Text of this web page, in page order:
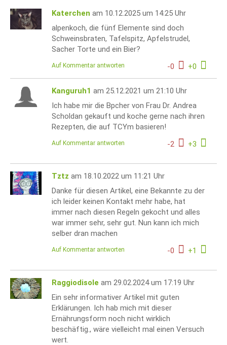
Katerchen am 10.12.2025 um 14:25 Uhr
alpenkoch, die fünf Elemente sind doch
Schweinsbraten, Tafelspitz, Apfelstrudel,
Sacher Torte und ein Bier?
-0 +0
Auf Kommentar antworten
Kanguruh1 am 25.12.2021 um 21:10 Uhr
Ich habe mir die Bpcher von Frau Dr. Andrea
Scholdan gekauft und koche gerne nach ihren
Rezepten, die auf TCYm basieren!
-2 +3
Auf Kommentar antworten
Tztz am 18.10.2022 um 11:21 Uhr
Danke für diesen Artikel, eine Bekannte zu der
ich leider keinen Kontakt mehr habe, hat
immer nach diesen Regeln gekocht und alles
war immer sehr, sehr gut. Nun kann ich mich
selber dran machen
-0 +1
Auf Kommentar antworten
Raggiodisole am 29.02.2024 um 17:19 Uhr
Ein sehr informativer Artikel mit guten
Erklärungen. Ich hab mich mit dieser
Ernährungsform noch nicht wirklich
beschäftig., wäre vielleicht mal einen Versuch
wert.